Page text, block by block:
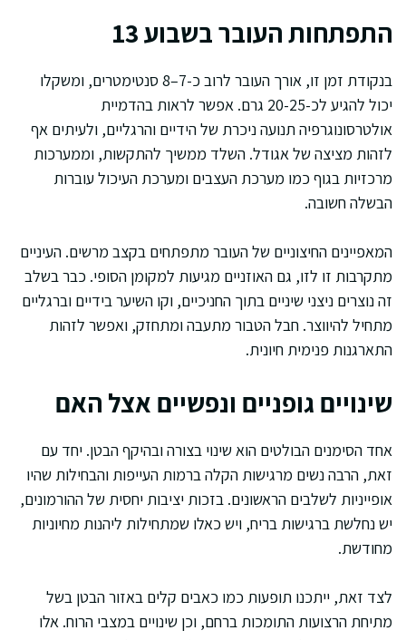
התפתחות העובר בשבוע 13
בנקודת זמן זו, אורך העובר לרוב כ-7–8 סנטימטרים, ומשקלו
יכול להגיע לכ-20-25 גרם. אפשר לראות בהדמיית
אולטרסונוגרפיה תנועה ניכרת של הידיים והרגליים, ולעיתים אף
לזהות מציצה של אגודל. השלד ממשיך להתקשות, וממערכות
מרכזיות בגוף כמו מערכת העצבים ומערכת העיכול עוברות
הבשלה חשובה.
המאפיינים החיצוניים של העובר מתפתחים בקצב מרשים. העיניים
מתקרבות זו לזו, גם האוזניים מגיעות למקומן הסופי. כבר בשלב
זה נוצרים ניצני שיניים בתוך החניכיים, וקו השיער בידיים וברגליים
מתחיל להיווצר. חבל הטבור מתעבה ומתחזק, ואפשר לזהות
התארגנות פנימית חיונית.
שינויים גופניים ונפשיים אצל האם
אחד הסימנים הבולטים הוא שינוי בצורה ובהיקף הבטן. יחד עם
זאת, הרבה נשים מרגישות הקלה ברמות העייפות והבחילות שהיו
אופייניות לשלבים הראשונים. בזכות יציבות יחסית של ההורמונים,
יש נחלשת ברגישות בריח, ויש כאלו שמתחילות ליהנות מחיוניות
מחודשת.
לצד זאת, ייתכנו תופעות כמו כאבים קלים באזור הבטן בשל
מתיחת הרצועות התומכות ברחם, וכן שינויים במצבי הרוח. אלו